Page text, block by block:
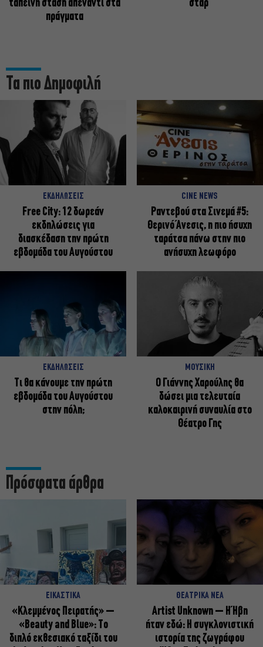
ταπεινή στάση απέναντι στα
πράγματα
σταρ
Τα πιο Δημοφιλή
ΕΚΔΗΛΩΣΕΙΣ
Free City: 12 δωρεάν
εκδηλώσεις για
διασκέδαση την πρώτη
εβδομάδα του Αυγούστου
CINE NEWS
Ραντεβού στα Σινεμά #5:
Θερινό Άνεσις, η πιο ήσυχη
ταράτσα πάνω στην πιο
ανήσυχη λεωφόρο
ΕΚΔΗΛΩΣΕΙΣ
Τι θα κάνουμε την πρώτη
εβδομάδα του Αυγούστου
στην πόλη;
ΜΟΥΣΙΚΗ
Ο Γιάννης Χαρούλης θα
δώσει μια τελευταία
καλοκαιρινή συναυλία στο
Θέατρο Γης
Πρόσφατα άρθρα
ΕΙΚΑΣΤΙΚΑ
«Κλεμμένος Πειρατής» –
«Beauty and Blue»: Το
διπλό εκθεσιακό ταξίδι του
ΘΕΑΤΡΙΚΑ ΝΕΑ
Artist Unknown – Η Ήβη
ήταν εδώ: Η συγκλονιστική
ιστορία της ζωγράφου